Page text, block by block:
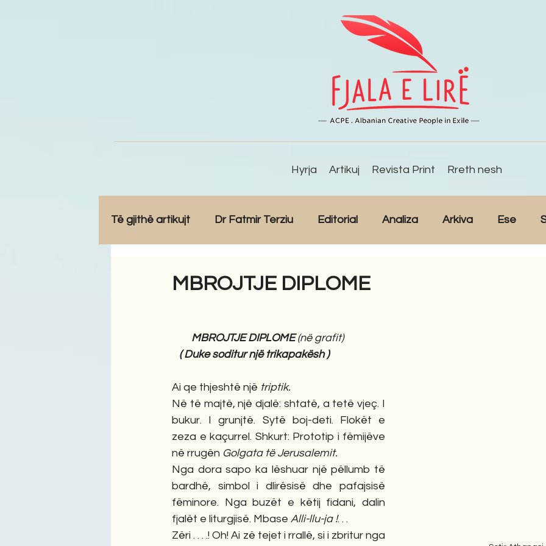
Hyrja Artikuj Revista Print Rreth nesh
Të gjithë artikujt Dr Fatmir Terziu Editorial Analiza Arkiva Ese
MBROJTJE DIPLOME
MBROJTJE DIPLOME (në grafit)
   ( Duke soditur një trikapakësh )
Ai qe thjeshtë një triptik.
Në të majtë, një djalë: shtatë, a tetë vjeç. I
bukur. I grunjtë. Sytë boj-deti. Flokët e
zeza e kaçurrel. Shkurt: Prototip i fëmijëve
në rrugën Golgata të Jerusalemit.
Nga dora sapo ka lëshuar një pëllumb të
bardhë, simbol i dlirësisë dhe pafajsisë
fëminore. Nga buzët e këtij fidani, dalin
fjalët e liturgjisë. Mbase Alli-llu-ja !. . .
Zëri . . . .! Oh! Ai zë tejet i rrallë, si i zbritur nga